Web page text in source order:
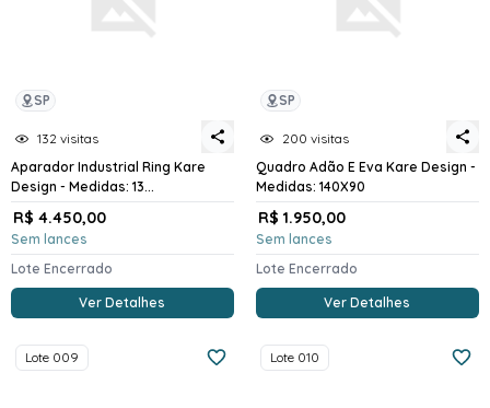
SP
132 visitas
Aparador Industrial Ring Kare
Design - Medidas: 13...
R$ 4.450,00
Sem lances
Lote Encerrado
Ver Detalhes
SP
200 visitas
Quadro Adão E Eva Kare Design -
Medidas: 140X90
R$ 1.950,00
Sem lances
Lote Encerrado
Ver Detalhes
Lote 009 Lote 010